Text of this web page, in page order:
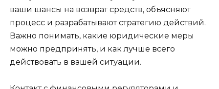
ваши шансы на возврат средств, объясняют
процесс и разрабатывают стратегию действий.
Важно понимать, какие юридические меры
можно предпринять, и как лучше всего
действовать в вашей ситуации.